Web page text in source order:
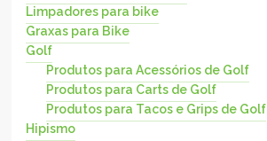
Limpadores para bike
Graxas para Bike
Golf
Produtos para Acessórios de Golf
Produtos para Carts de Golf
Produtos para Tacos e Grips de Golf
Hipismo